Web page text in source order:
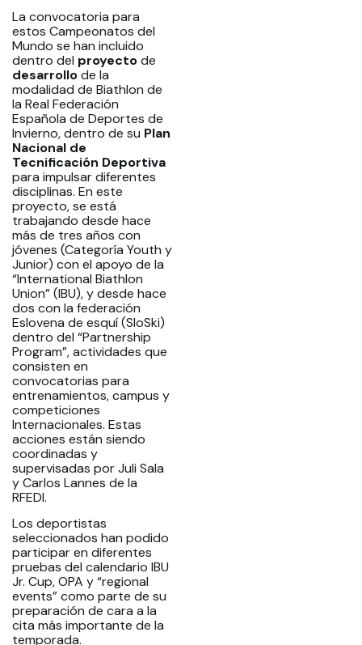
La convocatoria para
estos Campeonatos del
Mundo se han incluido
dentro del proyectode
desarrollode la
modalidad de Biathlon de
la Real Federación
Española de Deportes de
Invierno, dentro de su Plan
Nacional de
Tecnificación Deportiva
para impulsar diferentes
disciplinas. En este
proyecto, se está
trabajando desde hace
más de tres años con
jóvenes (Categoría Youth y
Junior) con el apoyo de la
“International Biathlon
Union” (IBU), y desde hace
dos con la federación
Eslovena de esquí (SloSki)
dentro del “Partnership
Program”, actividades que
consisten en
convocatorias para
entrenamientos, campus y
competiciones
Internacionales. Estas
acciones están siendo
coordinadas y
supervisadas por Juli Sala
y Carlos Lannes de la
RFEDI.
Los deportistas
seleccionados han podido
participar en diferentes
pruebas del calendario IBU
Jr. Cup, OPA y “regional
events” como parte de su
preparación de cara a la
cita más importante de la
temporada.